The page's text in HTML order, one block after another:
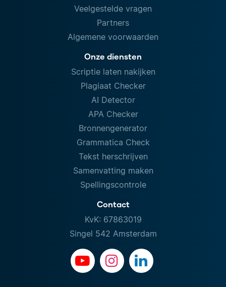
Veelgestelde vragen
Partners
Algemene voorwaarden
Onze diensten
Scriptie laten nakijken
Plagiaat Checker
AI Detector
APA Checker
Bronnengenerator
Grammatica Check
Tekst herschrijven
Samenvatting maken
Spellingscontrole
Contact
KvK: 67863019
Singel 542 Amsterdam